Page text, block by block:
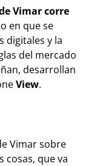
Vimar corre
en que se
digitales y la
del mercado
desarrollan
View.
Vimar sobre
cosas, que va